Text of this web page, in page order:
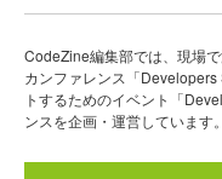
CodeZine編集部では、現場
カンファレンス「
トするためのイベント「
ンスを企画・運営しています。